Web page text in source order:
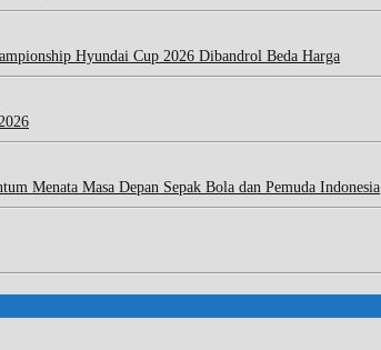
Hyundai Cup 2026 Dibandrol Beda Harga
Menata Masa Depan Sepak Bola dan Pemuda Indonesia